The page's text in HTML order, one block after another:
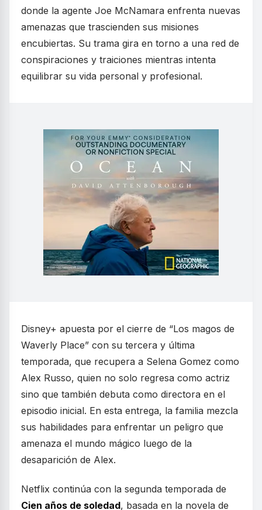
donde la agente Joe McNamara enfrenta nuevas
amenazas que trascienden sus misiones
encubiertas. Su trama gira en torno a una red de
conspiraciones y traiciones mientras intenta
equilibrar su vida personal y profesional.
Disney+ apuesta por el cierre de “Los magos de
Waverly Place” con su tercera y última
temporada, que recupera a Selena Gomez como
Alex Russo, quien no solo regresa como actriz
sino que también debuta como directora en el
episodio inicial. En esta entrega, la familia mezcla
sus habilidades para enfrentar un peligro que
amenaza el mundo mágico luego de la
desaparición de Alex.
Netflix continúa con la segunda temporada de
Cien años de soledad, basada en la novela de